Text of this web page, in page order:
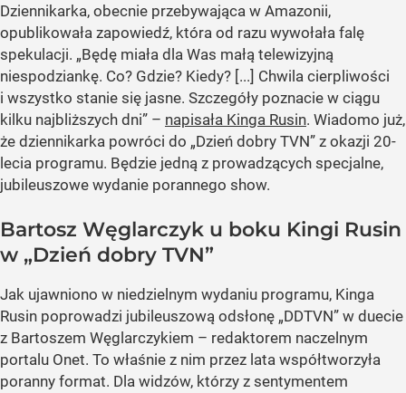
Dziennikarka, obecnie przebywająca w Amazonii,
opublikowała zapowiedź, która od razu wywołała falę
spekulacji. „Będę miała dla Was małą telewizyjną
niespodziankę. Co? Gdzie? Kiedy? [...] Chwila cierpliwości
i wszystko stanie się jasne. Szczegóły poznacie w ciągu
kilku najbliższych dni” – napisała Kinga Rusin. Wiadomo już,
że dziennikarka powróci do „Dzień dobry TVN” z okazji 20-
lecia programu. Będzie jedną z prowadzących specjalne,
jubileuszowe wydanie porannego show.
Bartosz Węglarczyk u boku Kingi Rusin
w „Dzień dobry TVN”
Jak ujawniono w niedzielnym wydaniu programu, Kinga
Rusin poprowadzi jubileuszową odsłonę „DDTVN” w duecie
z Bartoszem Węglarczykiem – redaktorem naczelnym
portalu Onet. To właśnie z nim przez lata współtworzyła
poranny format. Dla widzów, którzy z sentymentem